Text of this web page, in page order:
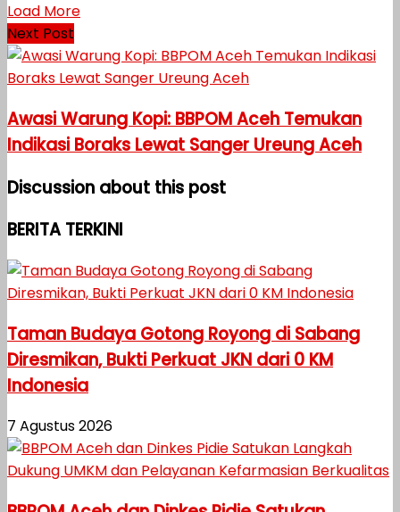
Load More
Next Post
Awasi Warung Kopi: BBPOM Aceh Temukan
Indikasi Boraks Lewat Sanger Ureung Aceh
Discussion about this post
BERITA TERKINI
Taman Budaya Gotong Royong di Sabang
Diresmikan, Bukti Perkuat JKN dari 0 KM
Indonesia
7 Agustus 2026